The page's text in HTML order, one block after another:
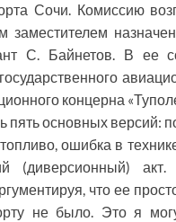
Сочи. Комиссию
заместителем
С. Байнетов. В ее
концерна
пять основных версий:
ошибка в
(диверсионный)
что ее
не было. Это я